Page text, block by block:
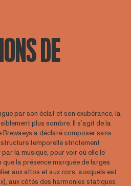
DE
par son éclat et son exubérance, la
plus sombre. Il s’agit de la
a déclaré composer sans
temporelle strictement
la musique, pour voir où elle le
la présence marquée de larges
aux altos et aux cors, auxquels est
aux côtés des harmonies statiques